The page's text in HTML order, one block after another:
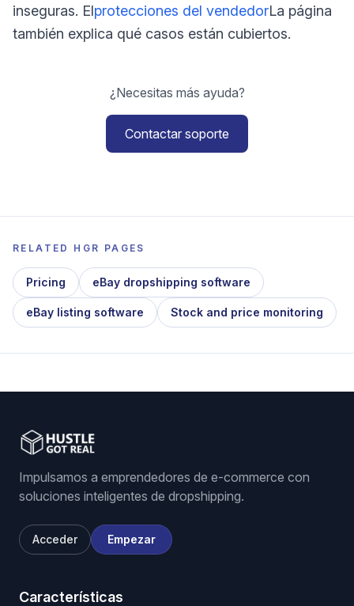
inseguras. Elprotecciones del vendedorLa página
también explica qué casos están cubiertos.
¿Necesitas más ayuda?
Contactar soporte
RELATED HGR PAGES
Pricing eBay dropshipping software
eBay listing software Stock and price monitoring
Impulsamos a emprendedores de e-commerce con
soluciones inteligentes de dropshipping.
Acceder Empezar
Características